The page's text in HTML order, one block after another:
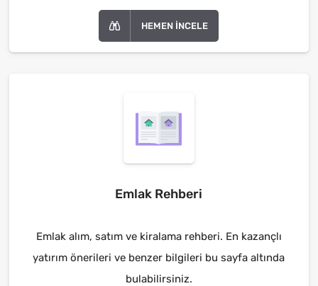
HEMEN İNCELE
Emlak Rehberi
Emlak alım, satım ve kiralama rehberi. En kazançlı
yatırım önerileri ve benzer bilgileri bu sayfa altında
bulabilirsiniz.